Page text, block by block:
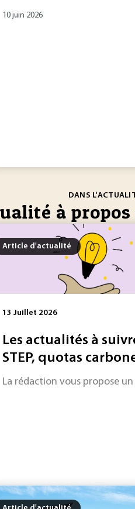
10 juin 2026
DANS
à propos
sur les informations qui
Article d'actualité
13 Juillet 2026
Les actualités à
STEP, quotas
La rédaction vous propose